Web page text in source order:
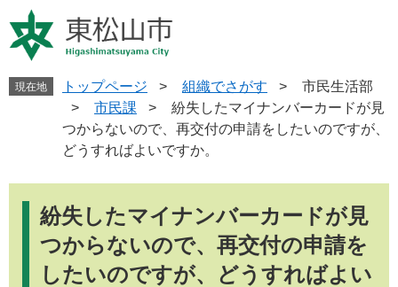
ー
ジ
ニ
ュ
現在地 トップページ > 組織でさがす >
市民生活部
>
市民課 >
紛失したマイナンバーカードが見
つからないので、再交付の申請をしたいのですが、
どうすればよいですか。
紛失したマイナンバーカードが見
つからないので、再交付の申請を
したいのですが、どうすればよい